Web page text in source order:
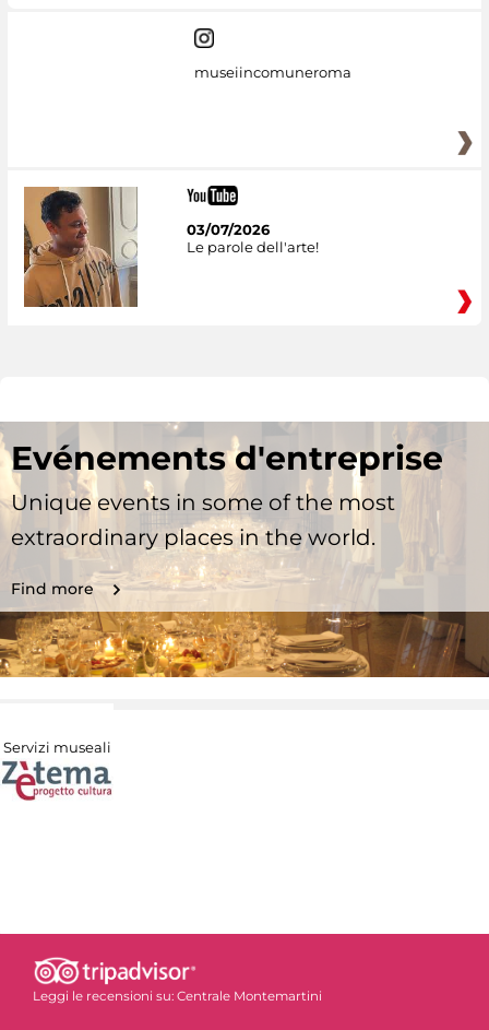
museiincomuneroma
03/07/2026
Le parole dell'arte!
Evénements d'entreprise
Unique events in some of the most
extraordinary places in the world.
Find more
Servizi museali
Leggi le recensioni su: Centrale Montemartini